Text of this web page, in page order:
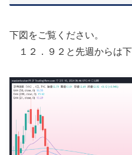
下図をご覧ください。
１２．９２と先週からは下